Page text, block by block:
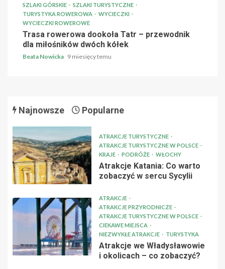
SZLAKI GÓRSKIE
SZLAKI TURYSTYCZNE
TURYSTYKA ROWEROWA
WYCIECZKI
WYCIECZKI ROWEROWE
Trasa rowerowa dookoła Tatr – przewodnik
dla miłośników dwóch kółek
Beata Nowicka 9 miesięcy temu
Najnowsze Popularne
ATRAKCJE TURYSTYCZNE
ATRAKCJE TURYSTYCZNE W POLSCE
KRAJE
PODRÓŻE WŁOCHY
Atrakcje Katania: Co warto
zobaczyć w sercu Sycylii
ATRAKCJE
ATRAKCJE PRZYRODNICZE
ATRAKCJE TURYSTYCZNE W POLSCE
CIEKAWE MIEJSCA
NIEZWYKŁE ATRAKCJE
TURYSTYKA
Atrakcje we Władysławowie
i okolicach – co zobaczyć?